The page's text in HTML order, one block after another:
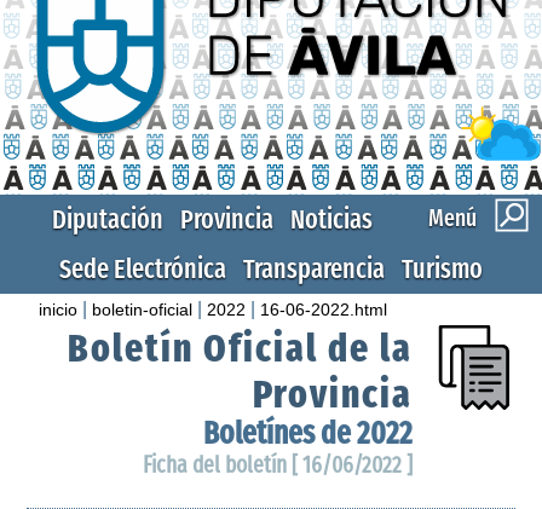
Menú
Diputación Provincia Noticias
Sede Electrónica Transparencia Turismo
inicio boletin-oficial 2022 16-06-2022.html
Boletín Oficial de la
Provincia
Boletínes de 2022
Ficha del boletín [ 16/06/2022 ]